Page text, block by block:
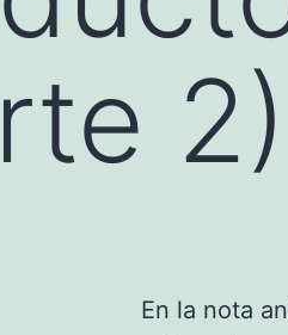
2)
En la nota